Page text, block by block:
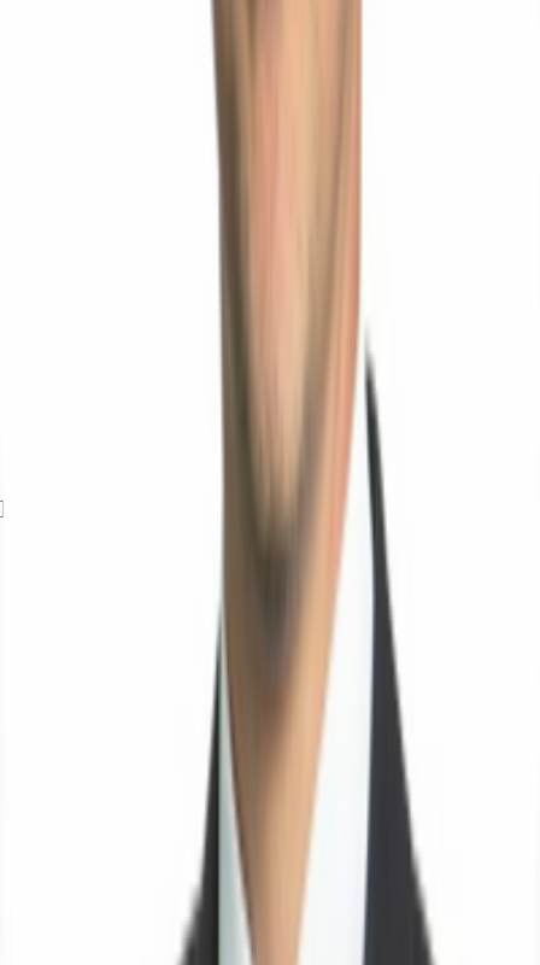
Exposé herunterladen